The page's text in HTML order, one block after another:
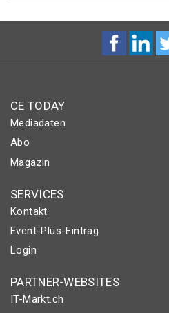
CE TODAY
Mediadaten
Abo
Magazin
SERVICES
Kontakt
Event-Plus-Eintrag
Login
PARTNER-WEBSITES
IT-Markt.ch